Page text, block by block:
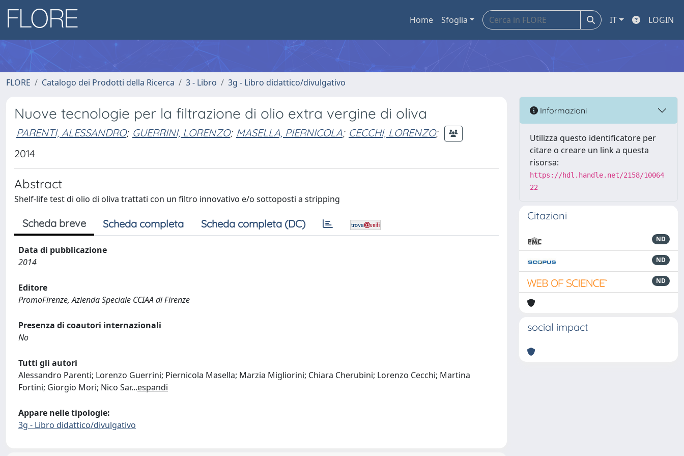
Home Sfoglia IT LOGIN
FLORE Catalogo dei Prodotti della Ricerca 3 - Libro 3g - Libro didattico/divulgativo
Nuove tecnologie per la filtrazione di olio extra vergine di oliva
PARENTI, ALESSANDRO; GUERRINI, LORENZO; MASELLA, PIERNICOLA; CECCHI, LORENZO;
2014
Abstract
Shelf-life test di olio di oliva trattati con un filtro innovativo e/o sottoposti a stripping
Scheda breve Scheda completa Scheda completa (DC)
Data di pubblicazione
2014
Editore
PromoFirenze, Azienda Speciale CCIAA di Firenze
Presenza di coautori internazionali
No
Tutti gli autori
Alessandro Parenti; Lorenzo Guerrini; Piernicola Masella; Marzia Migliorini; Chiara Cherubini; Lorenzo Cecchi; Martina
Fortini; Giorgio Mori; Nico Sar...espandi
Appare nelle tipologie:
3g - Libro didattico/divulgativo
Informazioni
Utilizza questo identificatore per
citare o creare un link a questa
risorsa:
https://hdl.handle.net/2158/10064
22
Citazioni
ND
ND
ND
social impact